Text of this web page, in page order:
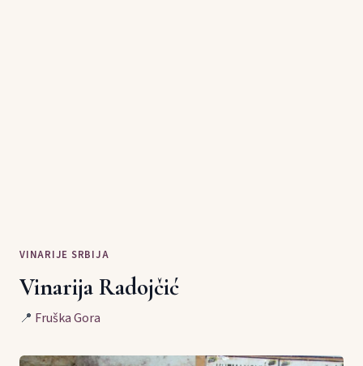
VINARIJE SRBIJA
Vinarija Radojčić
📍 Fruška Gora